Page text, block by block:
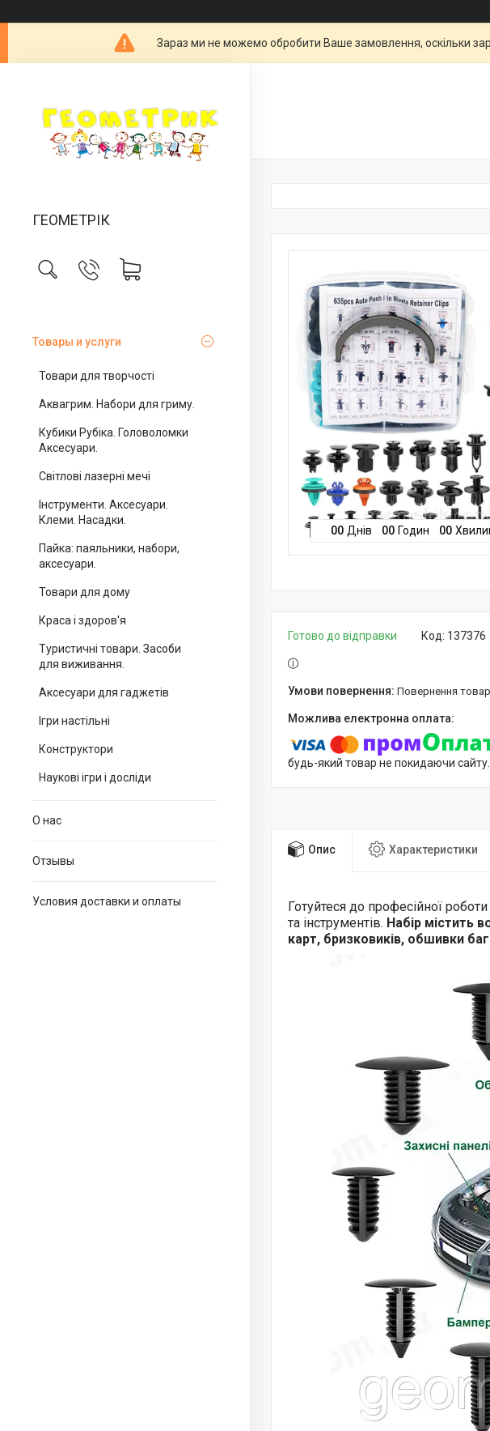
Зараз ми не можемо обробити Ваше замовлення, оскільки
ГЕОМЕТРІК
Товары и услуги
Товари для творчості
Аквагрим. Набори для гриму.
Кубики Рубіка. Головоломки
Аксесуари.
Світлові лазерні мечі
Інструменти. Аксесуари.
Клеми. Насадки.
Пайка: паяльники, набори,
аксесуари.
Товари для дому
Краса і здоров'я
Туристичні товари. Засоби
для виживання.
Аксесуари для гаджетів
Ігри настільні
Конструктори
Наукові ігри і досліди
О нас
Отзывы
Условия доставки и оплаты
00 Днів 00 Годин 00
Готово до відправки Код: 137376
повернення
будь-який товар не покидаючи сайту.
Опис Характеристики
Готуйтеся до професійної
та інструментів. Набір містить
карт, бризковиків, обшивки